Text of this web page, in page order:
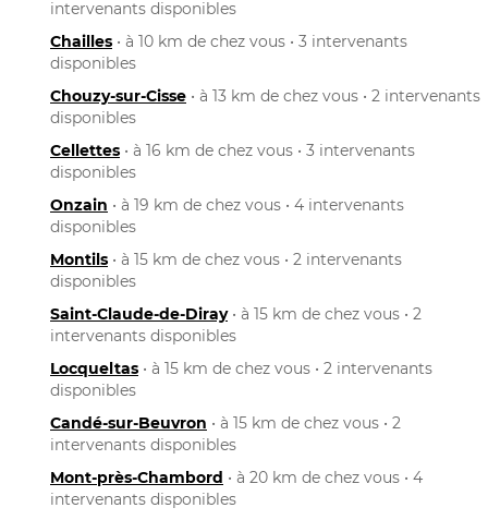
intervenants disponibles
Chailles • à 10 km de chez vous • 3 intervenants
disponibles
Chouzy-sur-Cisse • à 13 km de chez vous • 2 intervenants
disponibles
Cellettes • à 16 km de chez vous • 3 intervenants
disponibles
Onzain • à 19 km de chez vous • 4 intervenants
disponibles
Montils • à 15 km de chez vous • 2 intervenants
disponibles
Saint-Claude-de-Diray• à 15 km de chez vous • 2
intervenants disponibles
Locqueltas • à 15 km de chez vous • 2 intervenants
disponibles
Candé-sur-Beuvron • à 15 km de chez vous • 2
intervenants disponibles
Mont-près-Chambord • à 20 km de chez vous • 4
intervenants disponibles